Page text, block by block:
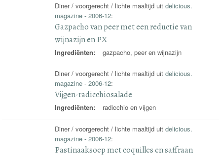
Diner / voorgerecht / lichte maaltijd uitdelicious.
magazine - 2006-12:
Gazpacho van peer met een reductie van
wijnazijn en PX
Ingrediënten: gazpacho, peer en wijnazijn
Diner / voorgerecht / lichte maaltijd uitdelicious.
magazine - 2006-12:
Vijgen-radicchiosalade
Ingrediënten: radicchio en vijgen
Diner / voorgerecht / lichte maaltijd uitdelicious.
magazine - 2006-12:
Pastinaaksoep met coquilles en saffraan